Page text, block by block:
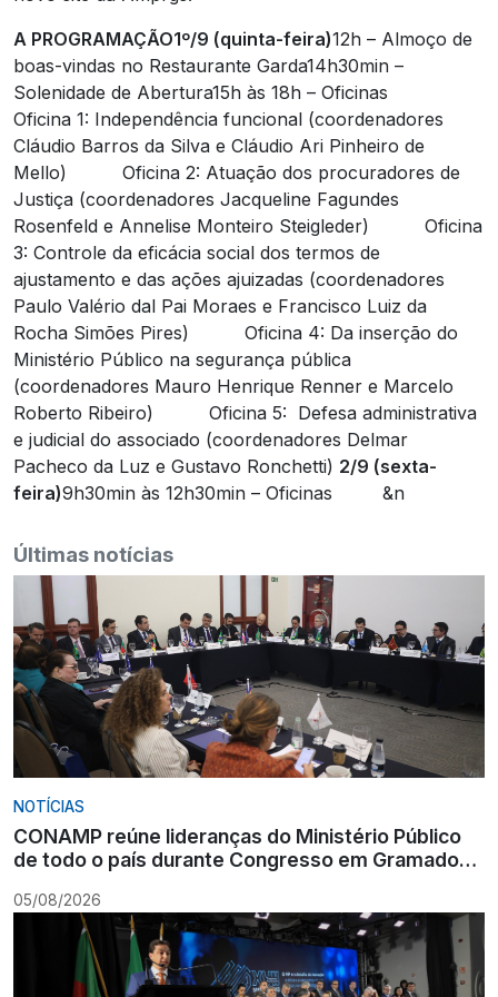
A PROGRAMAÇÃO1º/9 (quinta-feira)12h – Almoço de
boas-vindas no Restaurante Garda14h30min –
Solenidade de Abertura15h às 18h – Oficinas
Oficina 1: Independência funcional (coordenadores
Cláudio Barros da Silva e Cláudio Ari Pinheiro de
Mello) Oficina 2: Atuação dos procuradores de
Justiça (coordenadores Jacqueline Fagundes
Rosenfeld e Annelise Monteiro Steigleder) Oficina
3: Controle da eficácia social dos termos de
ajustamento e das ações ajuizadas (coordenadores
Paulo Valério dal Pai Moraes e Francisco Luiz da
Rocha Simões Pires) Oficina 4: Da inserção do
Ministério Público na segurança pública
(coordenadores Mauro Henrique Renner e Marcelo
Roberto Ribeiro) Oficina 5: Defesa administrativa
e judicial do associado (coordenadores Delmar
Pacheco da Luz e Gustavo Ronchetti) 2/9 (sexta-
feira)9h30min às 12h30min – Oficinas &n
Últimas notícias
NOTÍCIAS
CONAMP reúne lideranças do Ministério Público
de todo o país durante Congresso em Gramado
05/08/2026